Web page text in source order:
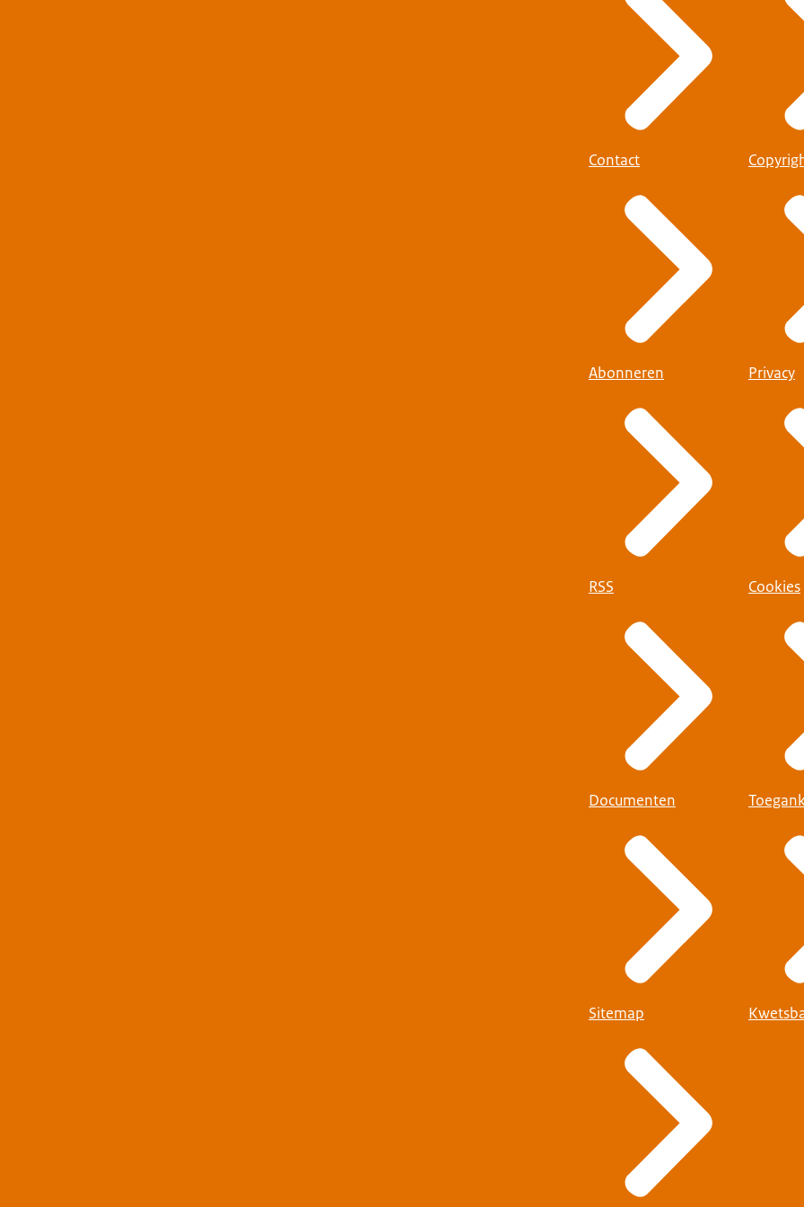
Geschillencommissie Makelaardij
Contact
Abonneren
RSS
Documenten
Sitemap
Privacy
Cookies